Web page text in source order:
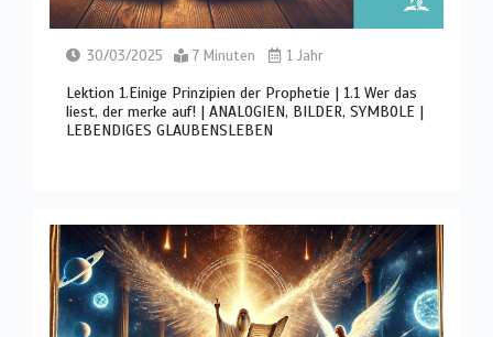
30/03/2025 7 Minuten 1 Jahr
Lektion 1.Einige Prinzipien der Prophetie | 1.1 Wer das
liest, der merke auf! | ANALOGIEN, BILDER, SYMBOLE |
LEBENDIGES GLAUBENSLEBEN